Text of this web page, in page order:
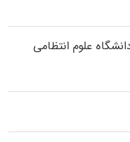
ﻋﻠﻮم انتظامی